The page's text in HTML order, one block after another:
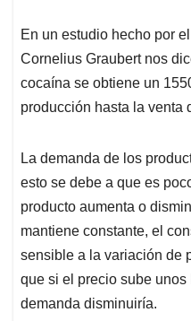
En un estudio hecho por
Cornelius Graubert nos
cocaína se obtiene un
producción hasta la venta
La demanda de los
esto se debe a que es
producto aumenta o
mantiene constante, el
sensible a la variación de
que si el precio sube
demanda disminuiría.